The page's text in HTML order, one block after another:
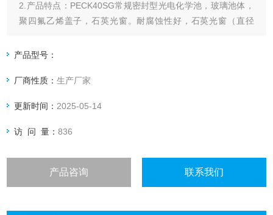
2.产品特点：PECK40SG常规密封型光电化学池，玻璃池体，
聚四氟乙烯盖子，石英光窗。耐腐蚀性好，石英光窗（直径
产品型号：
厂商性质：生产厂家
更新时间： 2025-05-14
访 问 量：836
产品咨询 联系我们